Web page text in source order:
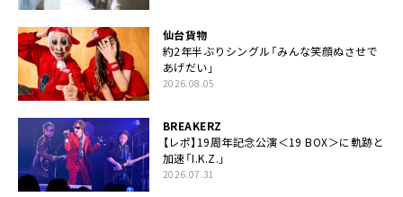
仙台貨物
約2年半ぶりシングル「みんな笑顔ぬさせで
あげだい」
2026.08.05
BREAKERZ
【レポ】19周年記念公演＜19 BOX＞に軌跡と
加速「I.K.Z.」
2026.07.31